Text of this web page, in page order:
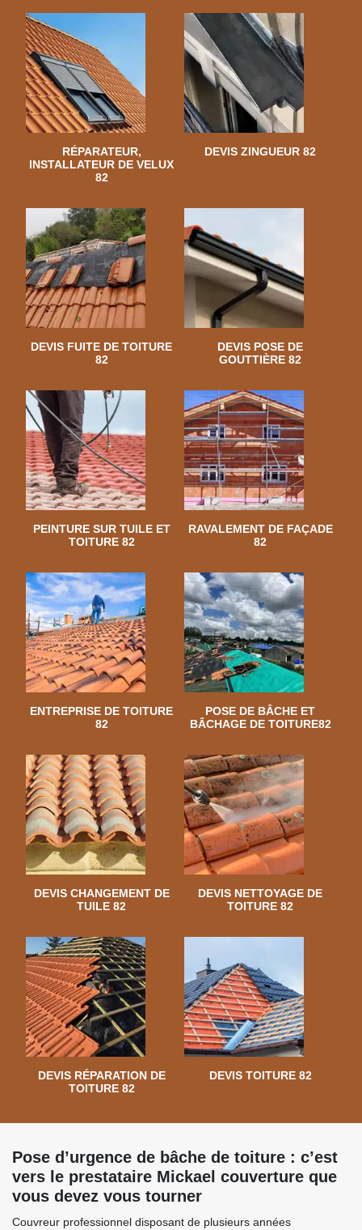
RÉPARATEUR,
INSTALLATEUR DE VELUX
82
DEVIS ZINGUEUR 82
DEVIS FUITE DE TOITURE
82
DEVIS POSE DE
GOUTTIÈRE 82
PEINTURE SUR TUILE ET
TOITURE 82
RAVALEMENT DE FAÇADE
82
ENTREPRISE DE TOITURE
82
POSE DE BÂCHE ET
BÂCHAGE DE TOITURE82
DEVIS CHANGEMENT DE
TUILE 82
DEVIS NETTOYAGE DE
TOITURE 82
DEVIS RÉPARATION DE
TOITURE 82
DEVIS TOITURE 82
Pose d’urgence de bâche de toiture : c’est
vers le prestataire Mickael couverture que
vous devez vous tourner
Couvreur professionnel disposant de plusieurs années